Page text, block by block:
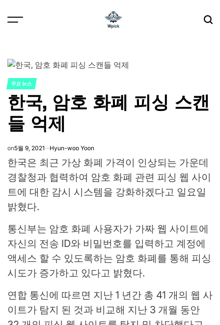
POSTED
IN
주요 뉴스
한국, 암호 화폐 피싱 스캔
들 억제
on5월 9, 2021 Hyun-woo Yoon
한국은 최근 가상 화폐 가격이 인상되는 가운데
경찰청과 협력하여 암호 화폐 관련 피싱 웹 사이
트에 대한 감시 시스템을 강화하겠다고 일요일
밝혔다.
통신부는 암호 화폐 사용자가 가짜 웹 사이트에
자신의 전송 ID와 비밀번호를 입력하고 계정에
액세스 할 수 있도록하는 암호 화폐를 통해 피싱
시도가 증가하고 있다고 밝혔다.
연합 통신에 따르면 지난 1 년간 총 41 개의 웹 사
이트가 탐지 된 것과 비교해 지난 3 개월 동안